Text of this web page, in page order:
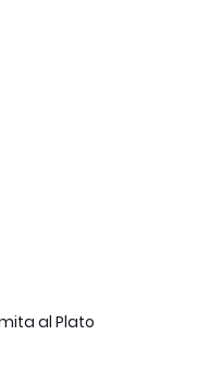
al Plato